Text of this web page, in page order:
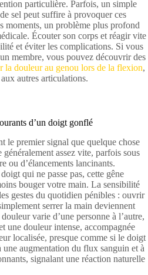
particulière. Parfois, un simple
sel peut suffire à provoquer ces
moments, un problème plus profond
Écouter son corps et réagir vite
et éviter les complications. Si vous
membre, vous pouvez découvrir des
la douleur au genou lors de la flexion,
autres articulations.
d’un doigt gonflé
le premier signal que quelque chose
assez vite, parfois sous
ou d’élancements lancinants.
qui ne passe pas, cette gêne
bouger votre main. La sensibilité
gestes du quotidien pénibles : ouvrir
serrer la main deviennent
varie d’une personne à l’autre,
une douleur intense, accompagnée
localisée, presque comme si le doigt
une augmentation du flux sanguin et à
signalant une réaction naturelle